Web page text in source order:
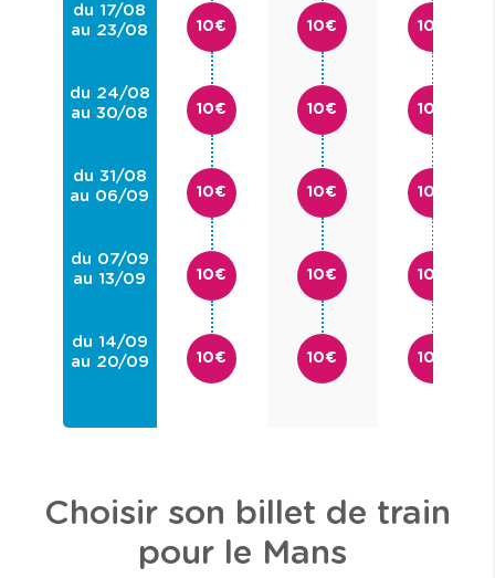
du 17/08
au 23/08
du 24/08
au 30/08
du 31/08
au 06/09
du 07/09
au 13/09
du 14/09
au 20/09
10€
10€
10€
10€
10€
10€
10€
10€
10€
10€
10€
10€
10€
10€
10€
Choisir son billet de train
pour le Mans